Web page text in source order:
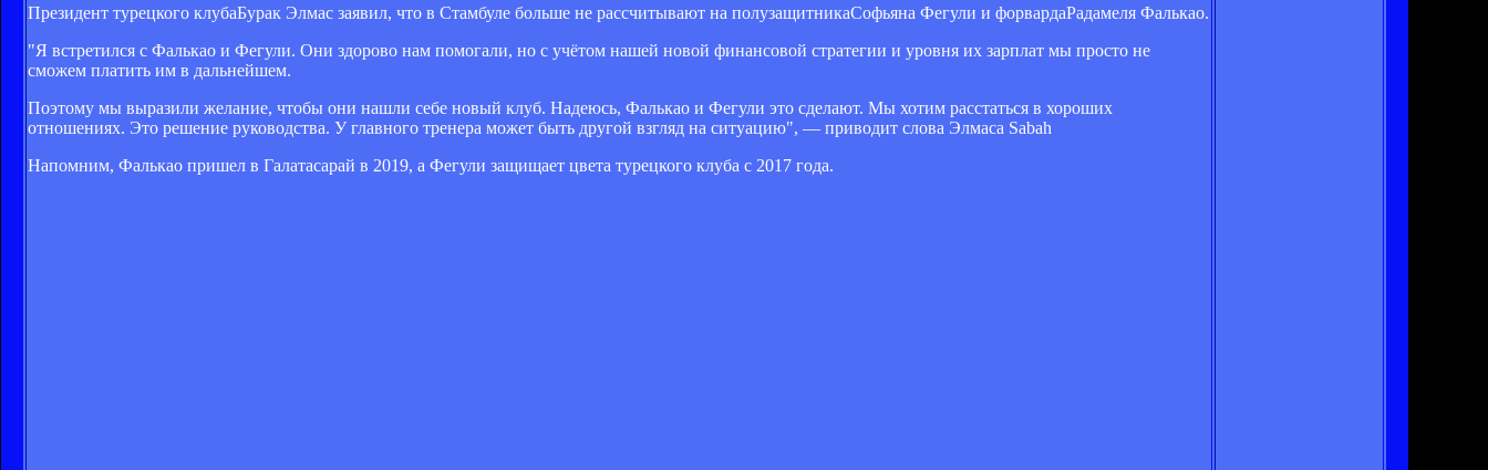
Президент турецкого клубаБурак Элмас заявил, что в Стамбуле больше не рассчитывают на полузащитникаСофьяна Фегули и форвардаРадамеля Фалькао.
"Я встретился с Фалькао и Фегули. Они здорово нам помогали, но с учётом нашей новой финансовой стратегии и уровня их зарплат мы просто не
сможем платить им в дальнейшем.
Поэтому мы выразили желание, чтобы они нашли себе новый клуб. Надеюсь, Фалькао и Фегули это сделают. Мы хотим расстаться в хороших
отношениях. Это решение руководства. У главного тренера может быть другой взгляд на ситуацию", — приводит слова Элмаса Sabah
Напомним, Фалькао пришел в Галатасарай в 2019, а Фегули защищает цвета турецкого клуба с 2017 года.